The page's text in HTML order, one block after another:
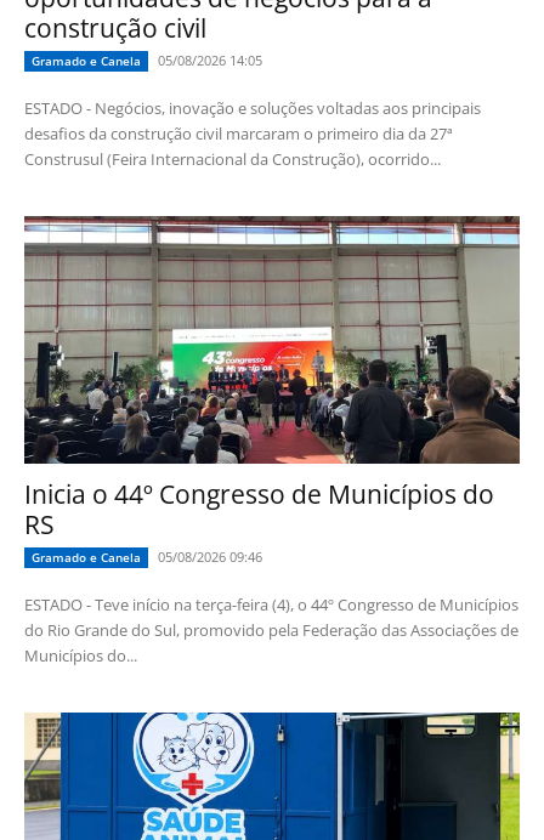
construção civil
Gramado e Canela 05/08/2026 14:05
ESTADO - Negócios, inovação e soluções voltadas aos principais
desafios da construção civil marcaram o primeiro dia da 27ª
Construsul (Feira Internacional da Construção), ocorrido...
Inicia o 44º Congresso de Municípios do
RS
Gramado e Canela 05/08/2026 09:46
ESTADO - Teve início na terça-feira (4), o 44º Congresso de Municípios
do Rio Grande do Sul, promovido pela Federação das Associações de
Municípios do...